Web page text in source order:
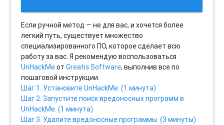
Если ручной метод — не для вас, и хочется более
легкий путь, существует множество
специализированного ПО, которое сделает всю
работу за вас. Я рекомендую воспользоваться
UnHackMeотGreatis Software, выполнив все по
пошаговой инструкции.
Шаг 1. Установите UnHackMe. (1 минута)
Шаг 2. Запустите поиск вредоносных программ в
UnHackMe. (1 минута)
Шаг 3. Удалите вредоносные программы. (3 минуты)